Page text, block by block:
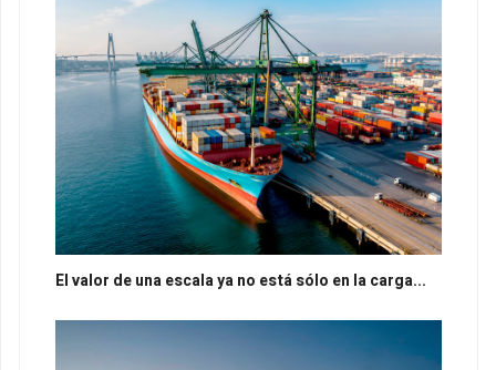
El valor de una escala ya no está sólo en la carga...